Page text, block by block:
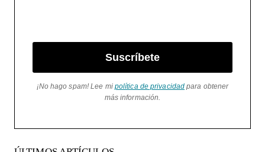
Suscríbete
¡No hago spam! Lee mi política de privacidad para obtener
más información.